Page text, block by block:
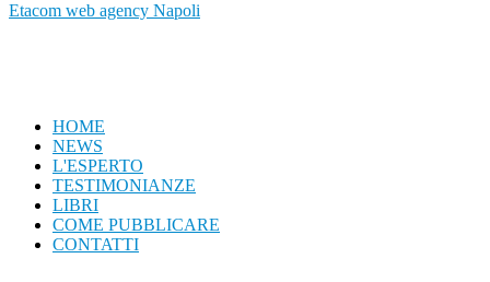
Etacom web agency Napoli
HOME
NEWS
L'ESPERTO
TESTIMONIANZE
LIBRI
COME PUBBLICARE
CONTATTI